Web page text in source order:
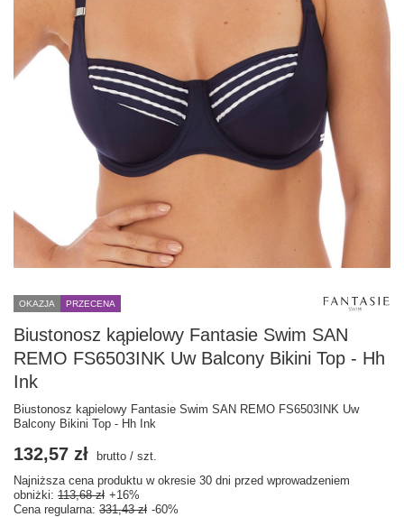
OKAZJA PRZECENA
Biustonosz kąpielowy Fantasie Swim SAN
REMO FS6503INK Uw Balcony Bikini Top - Hh
Ink
Biustonosz kąpielowy Fantasie Swim SAN REMO FS6503INK Uw
Balcony Bikini Top - Hh Ink
132,57 zł brutto / szt.
Najniższa cena produktu w okresie 30 dni przed wprowadzeniem
obniżki: 113,68 zł +16%
Cena regularna: 331,43 zł -60%